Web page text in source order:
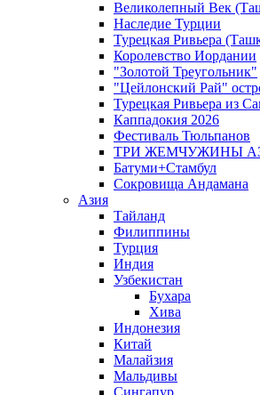
Великолепный Век
Наследие Турции
Турецкая Ривьера
Королевство Иордании
"Золотой Треугольник"
"Цейлонский Рай"
Турецкая Ривьера из
Каппадокия 2026
Фестиваль Тюльпанов
ТРИ ЖЕМЧУЖИНЫ
Батуми+Стамбул
Сокровища Андамана
Азия
Тайланд
Филиппины
Турция
Индия
Узбекистан
Бухара
Хива
Индонезия
Китай
Малайзия
Мальдивы
Сингапур